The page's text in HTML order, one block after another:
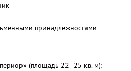
принадлежностями
(площадь 22–25 кв. м):